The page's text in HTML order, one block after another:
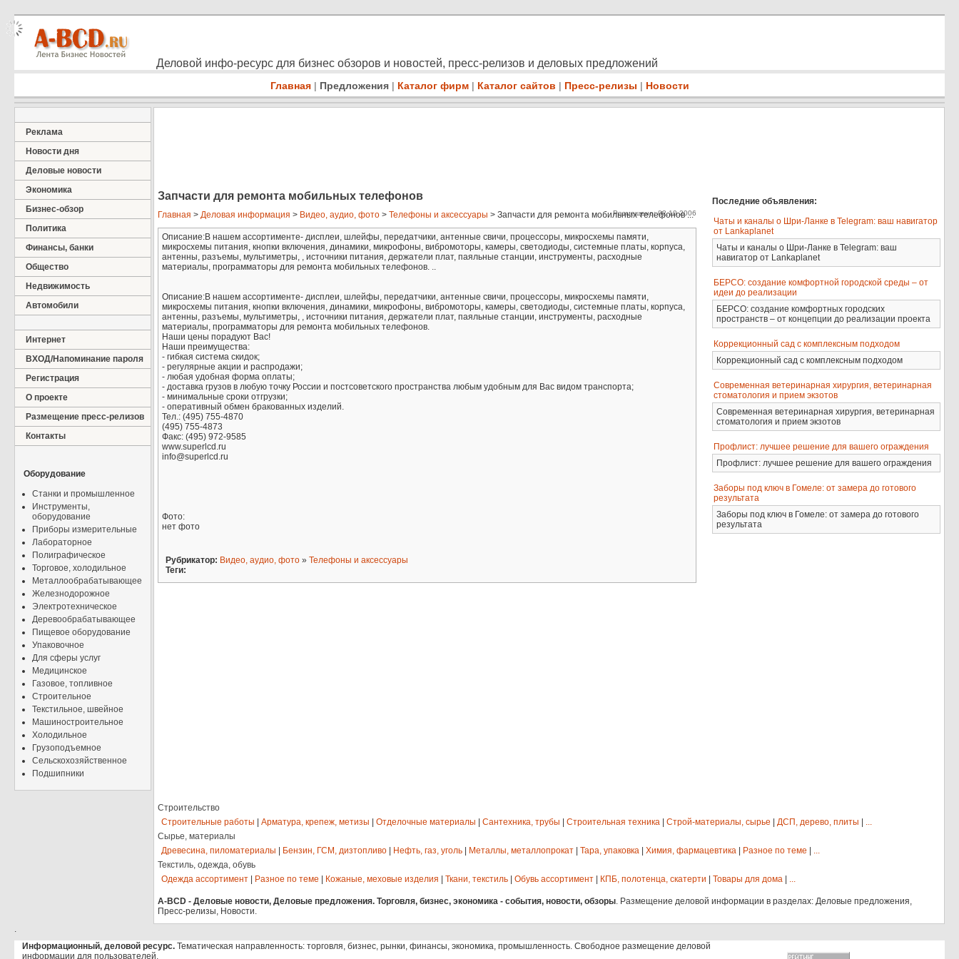
Деловой инфо-ресурс для бизнес обзоров и новостей, пресс-релизов и деловых предложений
Главная | Предложения | Каталог фирм | Каталог сайтов | Пресс-релизы | Новости
Реклама
Новости дня
Деловые новости
Экономика
Бизнес-обзор
Политика
Финансы, банки
Общество
Недвижимость
Автомобили
Интернет
ВХОД/Напоминание пароля
Регистрация
О проекте
Размещение пресс-релизов
Контакты
Оборудование
Станки и промышленное
Инструменты,
оборудование
Приборы измерительные
Лабораторное
Полиграфическое
Торговое, холодильное
Металлообрабатывающее
Железнодорожное
Электротехническое
Деревообрабатывающее
Пищевое оборудование
Упаковочное
Для сферы услуг
Медицинское
Газовое, топливное
Строительное
Текстильное, швейное
Машиностроительное
Холодильное
Грузоподъемное
Сельскохозяйственное
Подшипники
Запчасти для ремонта мобильных телефонов
Главная > Деловая информация > Видео, аудио, фото > Телефоны и аксессуары > Запчасти для ремонта мобильных телефонов ...
Размещено: 02.10.2006
Описание:В нашем ассортименте- дисплеи, шлейфы, передатчики, антенные свичи, процессоры, микросхемы памяти,
микросхемы питания, кнопки включения, динамики, микрофоны, вибромоторы, камеры, светодиоды, системные платы, корпуса,
антенны, разъемы, мультиметры, , источники питания, держатели плат, паяльные станции, инструменты, расходные
материалы, программаторы для ремонта мобильных телефонов. ..
Описание:В нашем ассортименте- дисплеи, шлейфы, передатчики, антенные свичи, процессоры, микросхемы памяти,
микросхемы питания, кнопки включения, динамики, микрофоны, вибромоторы, камеры, светодиоды, системные платы, корпуса,
антенны, разъемы, мультиметры, , источники питания, держатели плат, паяльные станции, инструменты, расходные
материалы, программаторы для ремонта мобильных телефонов.
Наши цены порадуют Вас!
Наши преимущества:
- гибкая система скидок;
- регулярные акции и распродажи;
- любая удобная форма оплаты;
- доставка грузов в любую точку России и постсоветского пространства любым удобным для Вас видом транспорта;
- минимальные сроки отгрузки;
- оперативный обмен бракованных изделий.
Тел.: (495) 755-4870
(495) 755-4873
Факс: (495) 972-9585
www.superlcd.ru
info@superlcd.ru
Фото:
нет фото
Рубрикатор: Видео, аудио, фото » Телефоны и аксессуары
Теги:
Последние объявления:
Чаты и каналы о Шри-Ланке в Telegram: ваш навигатор
от Lankaplanet
Чаты и каналы о Шри-Ланке в Telegram: ваш
навигатор от Lankaplanet
БЕРСО: создание комфортной городской среды – от
идеи до реализации
БЕРСО: создание комфортных городских
пространств – от концепции до реализации проекта
Коррекционный сад с комплексным подходом
Коррекционный сад с комплексным подходом
Современная ветеринарная хирургия, ветеринарная
стоматология и прием экзотов
Современная ветеринарная хирургия, ветеринарная
стоматология и прием экзотов
Профлист: лучшее решение для вашего ограждения
Профлист: лучшее решение для вашего ограждения
Заборы под ключ в Гомеле: от замера до готового
результата
Заборы под ключ в Гомеле: от замера до готового
результата
Строительство
Строительные работы
Арматура, крепеж, метизы Отделочные материалы Сантехника, трубы Строительная техника Строй-материалы, сырье ДСП, дерево, плиты
...
Сырье, материалы
Древесина, пиломатериалы
Бензин, ГСМ, дизтопливо Нефть, газ, уголь Металлы, металлопрокат Тара, упаковка Химия, фармацевтика Разное по теме
...
Текстиль, одежда, обувь
Одежда ассортимент
Разное по теме Кожаные, меховые изделия Ткани, текстиль Обувь ассортимент КПБ, полотенца, скатерти Товары для дома ...
A-BCD - Деловые новости, Деловые предложения. Торговля, бизнес, экономика - события, новости, обзоры. Размещение деловой информации в разделах: Деловые предложения,
Пресс-релизы, Новости.
.
Информационный, деловой ресурс. Тематическая направленность: торговля, бизнес, рынки, финансы, экономика, промышленность. Свободное размещение деловой
информации для пользователей.